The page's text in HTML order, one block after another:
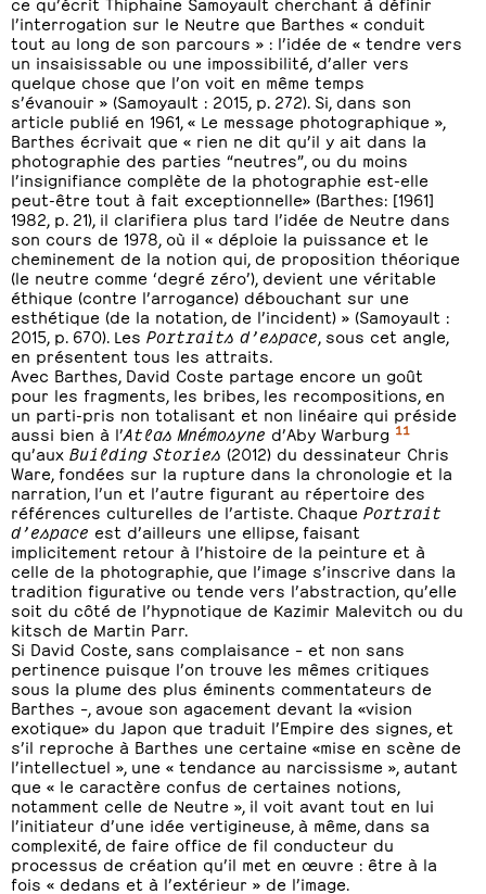
l’interrogation sur le Neutre que Barthes « conduit
tout au long de son parcours » : l’idée de « tendre vers
un insaisissable ou une impossibilité, d’aller vers
quelque chose que l’on voit en même temps
s’évanouir » (Samoyault : 2015, p. 272). Si, dans son
article publié en 1961, « Le message photographique »,
Barthes écrivait que « rien ne dit qu’il y ait dans la
photographie des parties “neutres”, ou du moins
l’insignifiance complète de la photographie est-elle
peut-être tout à fait exceptionnelle» (Barthes: [1961]
1982, p. 21), il clarifiera plus tard l’idée de Neutre dans
son cours de 1978, où il « déploie la puissance et le
cheminement de la notion qui, de proposition théorique
(le neutre comme ‘degré zéro’), devient une véritable
éthique (contre l’arrogance) débouchant sur une
esthétique (de la notation, de l’incident) » (Samoyault :
2015, p. 670). Les Portraits d’espace , sous cet angle,
en présentent tous les attraits.
Avec Barthes, David Coste partage encore un goût
pour les fragments, les bribes, les recompositions, en
un parti-pris non totalisant et non linéaire qui préside
aussi bien à l’Atlas Mnémosyne d’Aby Warburg 11
qu’aux Building Stories (2012) du dessinateur Chris
Ware, fondées sur la rupture dans la chronologie et la
narration, l’un et l’autre figurant au répertoire des
références culturelles de l’artiste. Chaque Portrait
d’espace est d’ailleurs une ellipse, faisant
implicitement retour à l’histoire de la peinture et à
celle de la photographie, que l’image s’inscrive dans la
tradition figurative ou tende vers l’abstraction, qu’elle
soit du côté de l’hypnotique de Kazimir Malevitch ou du
kitsch de Martin Parr.
Si David Coste, sans complaisance – et non sans
pertinence puisque l’on trouve les mêmes critiques
sous la plume des plus éminents commentateurs de
Barthes –, avoue son agacement devant la «vision
exotique» du Japon que traduit l’Empire des signes, et
s’il reproche à Barthes une certaine «mise en scène de
l’intellectuel », une « tendance au narcissisme », autant
que « le caractère confus de certaines notions,
notamment celle de Neutre », il voit avant tout en lui
l’initiateur d’une idée vertigineuse, à même, dans sa
complexité, de faire office de fil conducteur du
processus de création qu’il met en œuvre : être à la
fois « dedans et à l’extérieur » de l’image.